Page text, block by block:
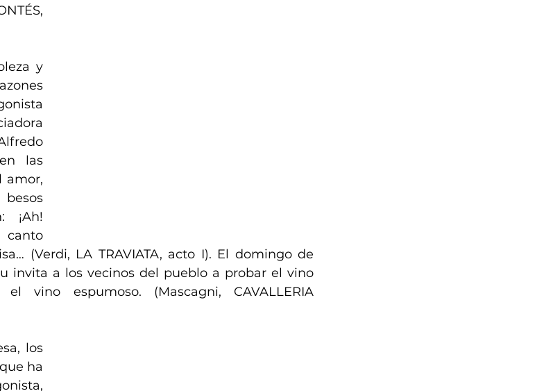
y
las
amor,
¡Ah!
(Verdi, LA TRAVIATA, acto I). El domingo de
invita a los vecinos del pueblo a probar el vino
vino espumoso. (Mascagni, CAVALLERIA
los
ha